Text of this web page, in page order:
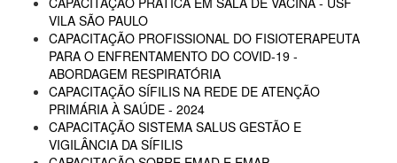
VILA SÃO PAULO
CAPACITAÇÃO PROFISSIONAL DO FISIOTERAPEUTA
PARA O ENFRENTAMENTO DO COVID-19 -
ABORDAGEM RESPIRATÓRIA
CAPACITAÇÃO SÍFILIS NA REDE DE ATENÇÃO
PRIMÁRIA À SAÚDE - 2024
CAPACITAÇÃO SISTEMA SALUS GESTÃO E
VIGILÂNCIA DA SÍFILIS